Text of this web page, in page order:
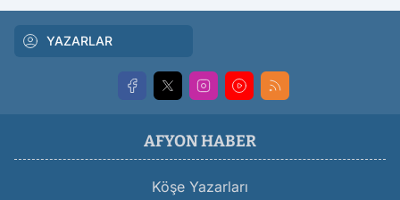
YAZARLAR
AFYON HABER
Köşe Yazarları